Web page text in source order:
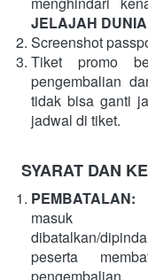
JELAJAH DUNIA
Screenshot
Tiket promo
pengembalian
tidak bisa ganti
jadwal di tiket.
SYARAT DAN
dibatalkan/
peserta